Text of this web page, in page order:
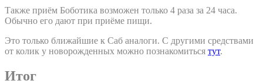
Также приём Боботика возможен только 4 раза за 24 часа.
Обычно его дают при приёме пищи.
Это только ближайшие к Саб аналоги. С другими средствами
от колик у новорожденных можно познакомиться тут.
Итог